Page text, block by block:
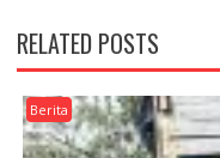
RELATED POSTS
Berita